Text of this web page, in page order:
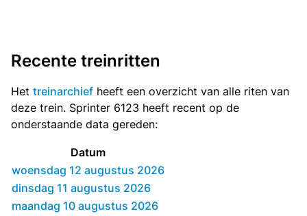
Recente treinritten
Het treinarchief heeft een overzicht van alle riten van
deze trein. Sprinter 6123 heeft recent op de
onderstaande data gereden:
Datum
woensdag 12 augustus 2026
dinsdag 11 augustus 2026
maandag 10 augustus 2026